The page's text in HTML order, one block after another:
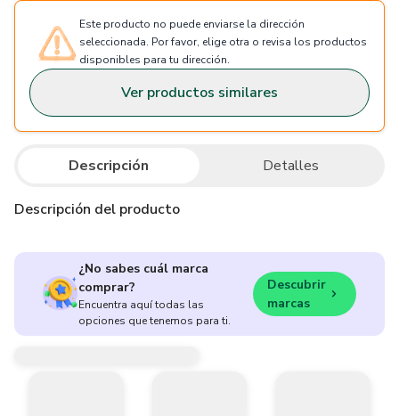
Este producto no puede enviarse la dirección
seleccionada. Por favor, elige otra o revisa los productos
disponibles para tu dirección.
Ver productos similares
Descripción Detalles
Descripción del producto
¿No sabes cuál marca
comprar?
Encuentra aquí todas las
opciones que tenemos para ti.
Descubrir
marcas